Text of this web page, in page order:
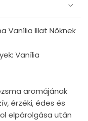
Vanília Illat Nőknek
Vanília
aromájának
érzéki, édes és
elpárolgása után